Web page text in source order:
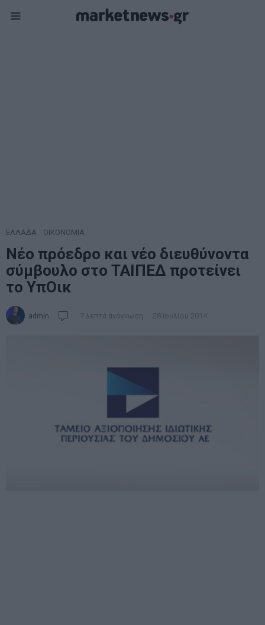
ΕΛΛΑΔΑ ΟΙΚΟΝΟΜΙΑ
Νέο πρόεδρο και νέο διευθύνοντα
σύμβουλο στο ΤΑΙΠΕΔ προτείνει
το ΥπΟικ
admin 7 λεπτά ανάγνωση 28 Ιουλίου 2014